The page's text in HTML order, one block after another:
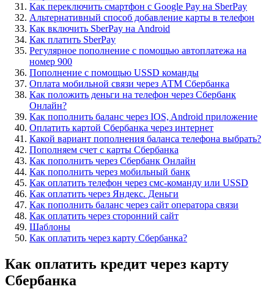
Как переключить смартфон с Google Pay на SberPay
Альтернативный способ добавление карты в телефон
Как включить SberPay на Android
Как платить SberPay
Регулярное пополнение с помощью автоплатежа на
номер 900
Пополнение с помощью USSD команды
Оплата мобильной связи через АТМ Сбербанка
Как положить деньги на телефон через Сбербанк
Онлайн?
Как пополнить баланс через IOS, Android приложение
Оплатить картой Сбербанка через интернет
Какой вариант пополнения баланса телефона выбрать?
Пополняем счет с карты Сбербанка
Как пополнить через Сбербанк Онлайн
Как пополнить через мобильный банк
Как оплатить телефон через смс-команду или USSD
Как оплатить через Яндекс. Деньги
Как пополнить баланс через сайт оператора связи
Как оплатить через сторонний сайт
Шаблоны
Как оплатить через карту Сбербанка?
Как оплатить кредит через карту
Сбербанка